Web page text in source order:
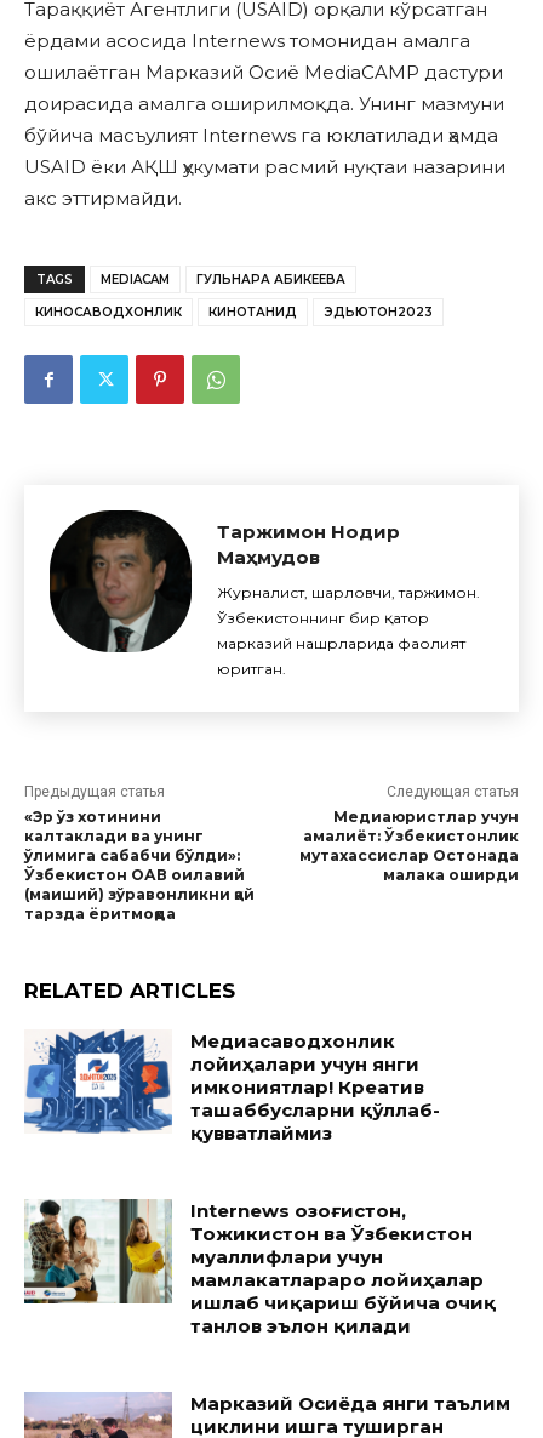
Тараққиёт Агентлиги (USAID) орқали кўрсатган
ёрдами асосида Internews томонидан амалга
ошилаётган Марказий Осиё MediaCAMP дастури
доирасида амалга оширилмоқда. Унинг мазмуни
бўйича масъулият Internews га юклатилади ҳамда
USAID ёки АҚШ ҳукумати расмий нуқтаи назарини
акс эттирмайди.
TAGS MEDIACAM ГУЛЬНАРА АБИКЕЕВА
КИНОСАВОДХОНЛИК КИНОТАНҚИД ЭДЬЮТОН2023
Таржимон Нодир
Маҳмудов
Журналист, шарҳловчи, таржимон.
Ўзбекистоннинг бир қатор
марказий нашрларида фаолият
юритган.
Предыдущая статья
«Эр ўз хотинини
калтаклади ва унинг
ўлимига сабабчи бўлди»:
Ўзбекистон ОАВ оилавий
(маиший) зўравонликни қай
тарзда ёритмоқда
Следующая статья
Медиаюристлар учун
амалиёт: Ўзбекистонлик
мутахассислар Остонада
малака оширди
RELATED ARTICLES
Медиасаводхонлик
лойиҳалари учун янги
имкониятлар! Креатив
ташаббусларни қўллаб-
қувватлаймиз
Internews Қозоғистон,
Тожикистон ва Ўзбекистон
муаллифлари учун
мамлакатлараро лойиҳалар
ишлаб чиқариш бўйича очиқ
танлов эълон қилади
Марказий Осиёда янги таълим
циклини ишга туширган